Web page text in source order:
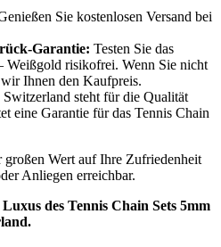
Sie kostenlosen Versand bei
Garantie: Testen Sie das
Weißgold risikofrei. Wenn Sie nicht
Ihnen den Kaufpreis.
steht für die Qualität
eine Garantie für das Tennis Chain
Wert auf Ihre Zufriedenheit
Anliegen erreichbar.
des Tennis Chain Sets 5mm